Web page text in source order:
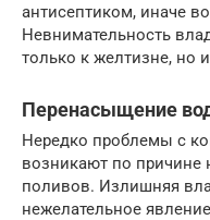
антисептиком, иначе
Невнимательность
только к желтизне, но
Перенасыщение
Нередко проблемы с
возникают по причине
поливов. Излишняя
нежелательное